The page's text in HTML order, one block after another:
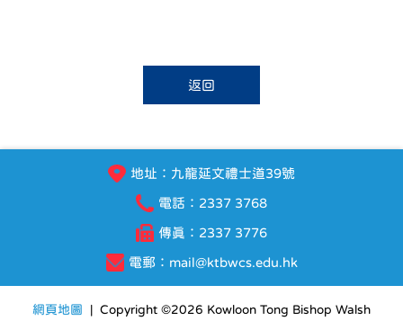
返回
地址：九龍延文禮士道39號
電話：2337 3768
傳真：2337 3776
電郵： mail@ktbwcs.edu.hk
網頁地圖 | Copyright ©2026 Kowloon Tong Bishop Walsh